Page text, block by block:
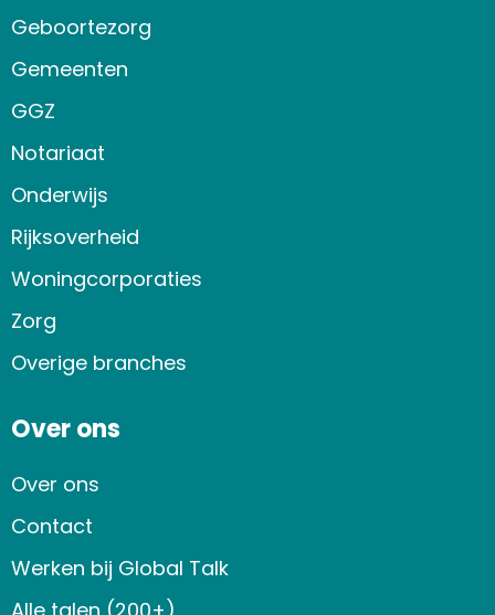
Geboortezorg
Gemeenten
GGZ
Notariaat
Onderwijs
Rijksoverheid
Woningcorporaties
Zorg
Overige branches
Over ons
Over ons
Contact
Werken bij Global Talk